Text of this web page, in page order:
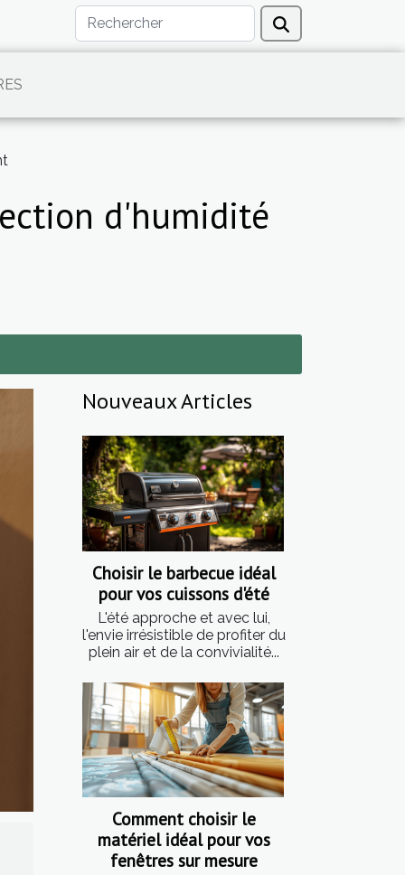
d'humidité
Nouveaux Articles
Choisir le barbecue idéal
pour vos cuissons d'été
L'été approche et avec lui,
l'envie irrésistible de profiter du
plein air et de la convivialité...
Comment choisir le
matériel idéal pour vos
fenêtres sur mesure